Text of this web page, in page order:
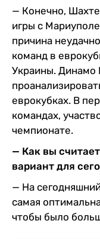
— Конечно,
игры с
причина
команд в
Украины.
еврокубках. В
командах,
чемпионате.
— Как вы
вариант для
— На
самая
чтобы было